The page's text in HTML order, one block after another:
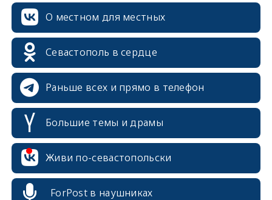
О местном для местных
Севастополь в сердце
Раньше всех и прямо в телефон
Большие темы и драмы
Живи по-севастопольски
ForPost в наушниках
erid: 2SDnjcrDNw6